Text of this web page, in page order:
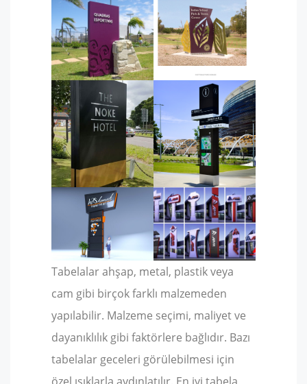
Tabelalar ahşap, metal, plastik veya
cam gibi birçok farklı malzemeden
yapılabilir. Malzeme seçimi, maliyet ve
dayanıklılık gibi faktörlere bağlıdır. Bazı
tabelalar geceleri görülebilmesi için
özel ışıklarla aydınlatılır. En iyi tabela